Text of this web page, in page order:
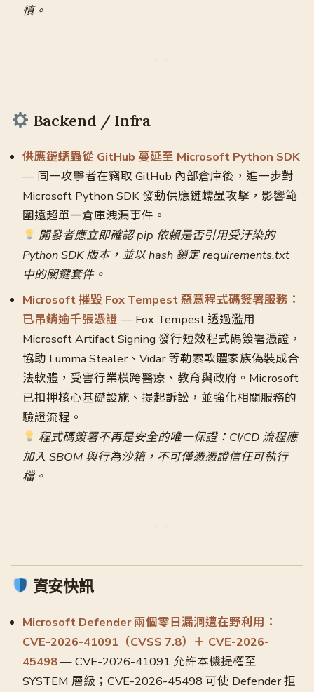
慎。
Backend / Infra
供應鏈蠕蟲從 GitHub 蔓延至 Microsoft Python SDK
— 同一攻擊者在竊取 GitHub 內部倉庫後，進一步對
Microsoft Python SDK 發動供應鏈蠕蟲攻擊，影響範
圍遠超單一倉庫洩漏事件。
開發者應立即確認 pip 依賴是否引用受汙染的
Python SDK 版本，並以 hash 鎖定 requirements.txt
中的關鍵套件。
Microsoft 摧毀 Fox Tempest 惡意程式碼簽署服務：
已吊銷逾千張憑證 — Fox Tempest 透過濫用
Microsoft Artifact Signing 發行短效程式碼簽署憑證，
協助 Lumma Stealer、Vidar 等勒索軟體家族偽裝成合
法軟體，受害行業橫跨醫療、教育與政府。Microsoft
已扣押核心基礎設施、提起訴訟，並強化相關服務的
驗證流程。
程式碼簽署不再是安全的唯一保證：CI/CD 流程應
加入 SBOM 與行為沙箱，不可僅憑憑證信任可執行
檔。
資安快訊
Microsoft Defender 兩個零日漏洞遭在野利用：
CVE-2026-41091（CVSS 7.8）＋ CVE-2026-
45498— CVE-2026-41091 允許本機提權至
SYSTEM 層級；CVE-2026-45498 可使 Defender 拒